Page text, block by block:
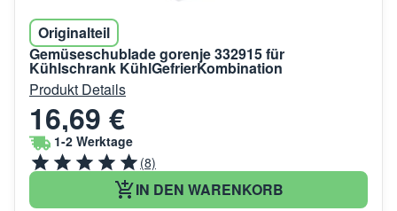
Originalteil
Gemüseschublade gorenje 332915 für
Kühlschrank KühlGefrierKombination
Produkt Details
16,69 €
1-2 Werktage
(8)
IN DEN WARENKORB